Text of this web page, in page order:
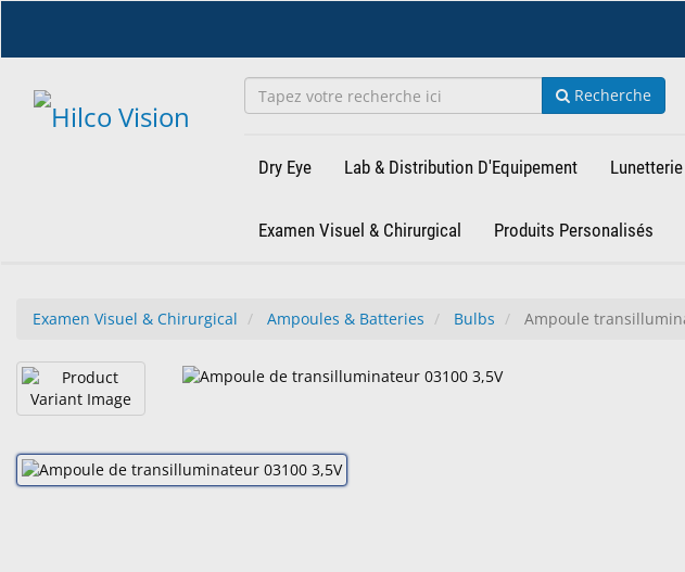
principal
Recherche
Dry Eye Lab & Distribution D'Equipement
Examen Visuel & Chirurgical Produits Personalisés
Examen Visuel & Chirurgical Ampoules & Batteries Bulbs Ampoule